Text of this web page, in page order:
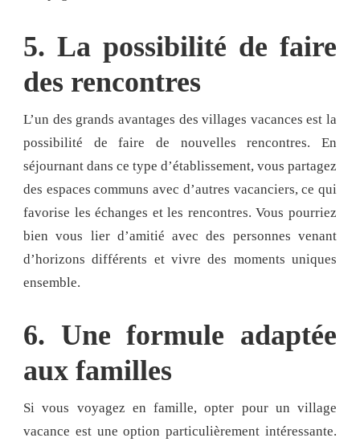
5. La possibilité de faire
des rencontres
L’un des grands avantages des villages vacances est la
possibilité de faire de nouvelles rencontres. En
séjournant dans ce type d’établissement, vous partagez
des espaces communs avec d’autres vacanciers, ce qui
favorise les échanges et les rencontres. Vous pourriez
bien vous lier d’amitié avec des personnes venant
d’horizons différents et vivre des moments uniques
ensemble.
6. Une formule adaptée
aux familles
Si vous voyagez en famille, opter pour un village
vacance est une option particulièrement intéressante.